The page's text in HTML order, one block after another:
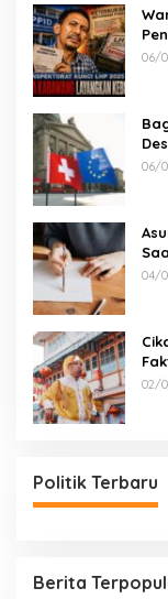
06/
06/
04/
02/
Politik Terbaru
Berita